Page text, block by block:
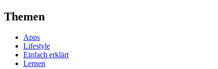
Themen
Apps
Lifestyle
Einfach erklärt
Lernen